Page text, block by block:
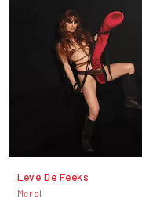
Leve De Feeks
Merol